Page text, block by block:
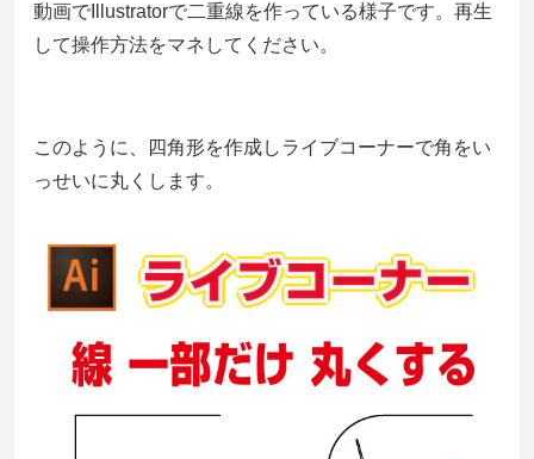
動画でIllustratorで二重線を作っている様子です。再生
して操作方法をマネしてください。
このように、四角形を作成しライブコーナーで角をい
っせいに丸くします。